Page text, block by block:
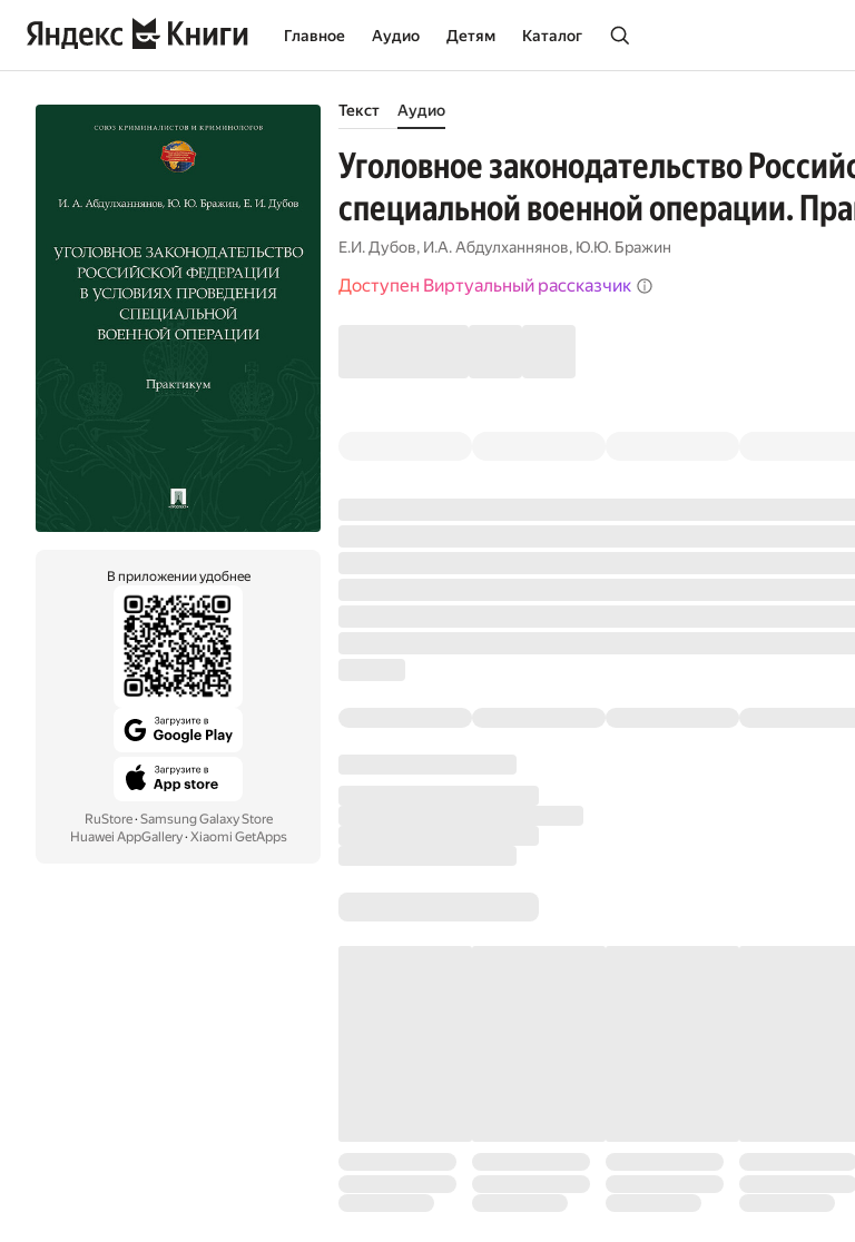
Главное Аудио Детям Каталог
В приложении удобнее
RuStore· Samsung Galaxy Store
Huawei AppGallery· Xiaomi GetApps
Текст Аудио
Уголовное законодательство
специальной военной операции.
Е.И. Дубов, И.А. Абдулханнянов, Ю.Ю. Бражин
Доступен Виртуальный рассказчик